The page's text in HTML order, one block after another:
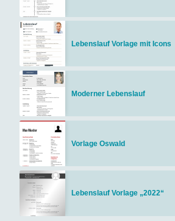
Lebenslauf Vorlage mit Icons
Moderner Lebenslauf
Vorlage Oswald
Lebenslauf Vorlage „2022“